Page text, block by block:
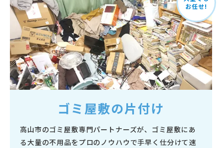
お任せ!
ゴミ屋敷の片付け
高山市のゴミ屋敷専門パートナーズが、ゴミ屋敷にあ
る大量の不用品をプロのノウハウで手早く仕分けて速